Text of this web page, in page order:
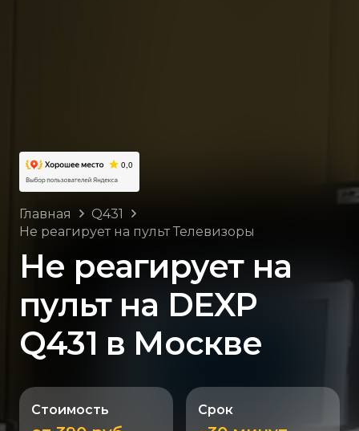
Главная
Q431
Не реагирует на пульт Телевизоры
Не реагирует на
пульт на DEXP
Q431 в Москве
Стоимость Срок